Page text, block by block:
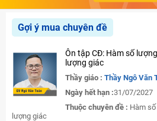
Gợi ý mua chuyên đề
Ôn tập CĐ: Hàm số
lượng giác
Thầy giáo : Thầy Ngô Văn
Ngày hết hạn :31/07/2027
Thuộc chuyên đề : Hàm
lượng giác